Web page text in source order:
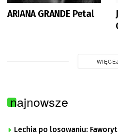
ARIANA GRANDE Petal
WIĘCEJ
najnowsze
Lechia po losowaniu: